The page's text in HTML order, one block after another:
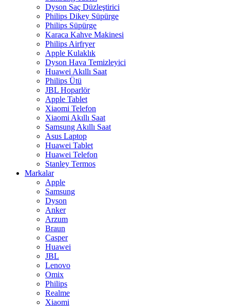
Dyson Saç Düzleştirici
Philips Dikey Süpürge
Philips Süpürge
Karaca Kahve Makinesi
Philips Airfryer
Apple Kulaklık
Dyson Hava Temizleyici
Huawei Akıllı Saat
Philips Ütü
JBL Hoparlör
Apple Tablet
Xiaomi Telefon
Xiaomi Akıllı Saat
Samsung Akıllı Saat
Asus Laptop
Huawei Tablet
Huawei Telefon
Stanley Termos
Markalar
Apple
Samsung
Dyson
Anker
Arzum
Braun
Casper
Huawei
JBL
Lenovo
Omix
Philips
Realme
Xiaomi